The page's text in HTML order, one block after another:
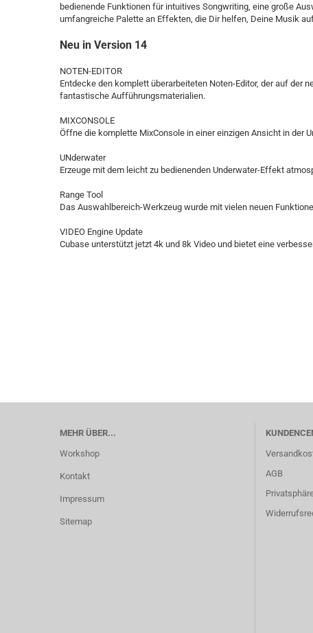
bedienende Funktionen für intuitives Songwriting, eine große
umfangreiche Palette an Effekten, die Dir helfen, Deine Musik
Neu in Version 14
NOTEN-EDITOR
Entdecke den komplett überarbeiteten Noten-Editor, der auf der
fantastische Aufführungsmaterialien.
MIXCONSOLE
Öffne die komplette MixConsole in einer einzigen Ansicht in der
UNderwater
Erzeuge mit dem leicht zu bedienenden Underwater-Effekt
Range Tool
Das Auswahlbereich-Werkzeug wurde mit vielen neuen
VIDEO Engine Update
Cubase unterstützt jetzt 4k und 8k Video und bietet eine
MEHR ÜBER...
Workshop
Kontakt
Impressum
Sitemap
AGB